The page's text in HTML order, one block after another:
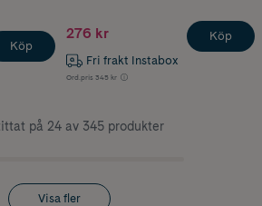
Köp
276 kr
Fri frakt Instabox
Ord.pris 345 kr
Köp
på 24 av 345 produkter
Visa fler